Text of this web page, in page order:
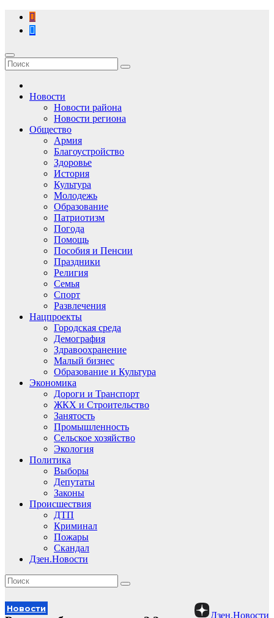
Перейти
содержимому
Новости
Новости района
Новости региона
Общество
Армия
Благоустройство
Здоровье
История
Культура
Молодежь
Образование
Патриотизм
Погода
Помощь
Пособия и Пенсии
Праздники
Религия
Семья
Спорт
Развлечения
Нацпроекты
Городская среда
Демография
Здравоохранение
Малый бизнес
Образование и Культура
Экономика
Дороги и Транспорт
ЖКХ и Строительство
Занятость
Промышленность
Сельское хозяйство
Экология
Политика
Выборы
Депутаты
Законы
Происшествия
ДТП
Криминал
Пожары
Скандал
Дзен.Новости
Дзен.Новости
Новости